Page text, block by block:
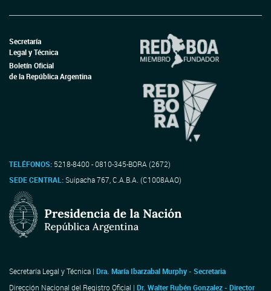
Secretaría
Legal y Técnica
Boletín Oficial
de la República Argentina
TELÉFONOS: 5218-8400 - 0810-345-BORA (2672)
SEDE CENTRAL:Suipacha 767, C.A.B.A. (C1008AAO)
Secretaría Legal y Técnica | Dra. María Ibarzabal Murphy - Secretaria
Dirección Nacional del Registro Oficial | Dr. Walter Rubén Gonzalez - Director